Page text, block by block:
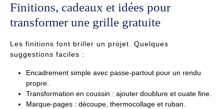
Finitions, cadeaux et idées pour
transformer une grille gratuite
Les finitions font briller un projet. Quelques
suggestions faciles :
Encadrement simple avec passe-partout pour un rendu
propre.
Transformation en coussin : ajouter doublure et ouate fine.
Marque-pages : découpe, thermocollage et ruban.